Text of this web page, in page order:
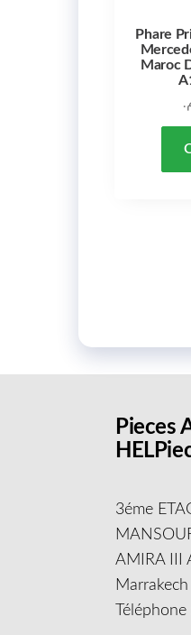
Phare
Maroc
Pieces
3éme
AMIRA III
Marrakech